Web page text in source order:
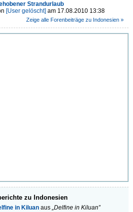
Strandurlaub
[User gelöscht] am 17.08.2010 13:38
Zeige alle Forenbeiträge zu Indonesien »
zu Indonesien
in Kiluan aus „Delfine in Kiluan”